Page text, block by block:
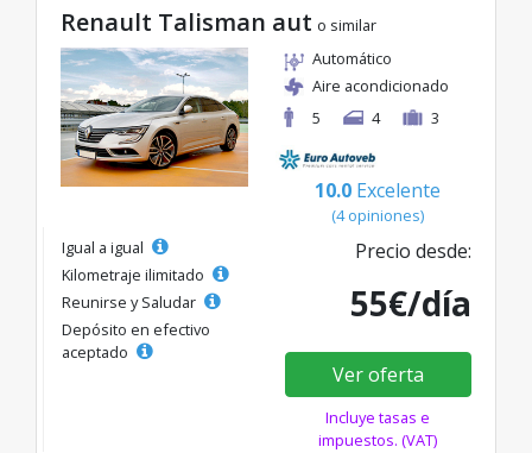
Renault Talisman aut o similar
Automático
Aire acondicionado
5
4 3
10.0 Excelente
(4 opiniones)
Igual a igual
Kilometraje ilimitado
Reunirse y Saludar
Depósito en efectivo
aceptado
Precio desde:
55€/día
Ver oferta
Incluye tasas e
impuestos. (VAT)